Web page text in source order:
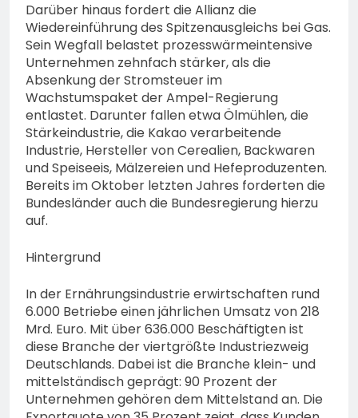
Darüber hinaus fordert die Allianz die
Wiedereinführung des Spitzenausgleichs bei Gas.
Sein Wegfall belastet prozesswärmeintensive
Unternehmen zehnfach stärker, als die
Absenkung der Stromsteuer im
Wachstumspaket der Ampel-Regierung
entlastet. Darunter fallen etwa Ölmühlen, die
Stärkeindustrie, die Kakao verarbeitende
Industrie, Hersteller von Cerealien, Backwaren
und Speiseeis, Mälzereien und Hefeproduzenten.
Bereits im Oktober letzten Jahres forderten die
Bundesländer auch die Bundesregierung hierzu
auf.
Hintergrund
In der Ernährungsindustrie erwirtschaften rund
6.000 Betriebe einen jährlichen Umsatz von 218
Mrd. Euro. Mit über 636.000 Beschäftigten ist
diese Branche der viertgrößte Industriezweig
Deutschlands. Dabei ist die Branche klein- und
mittelständisch geprägt: 90 Prozent der
Unternehmen gehören dem Mittelstand an. Die